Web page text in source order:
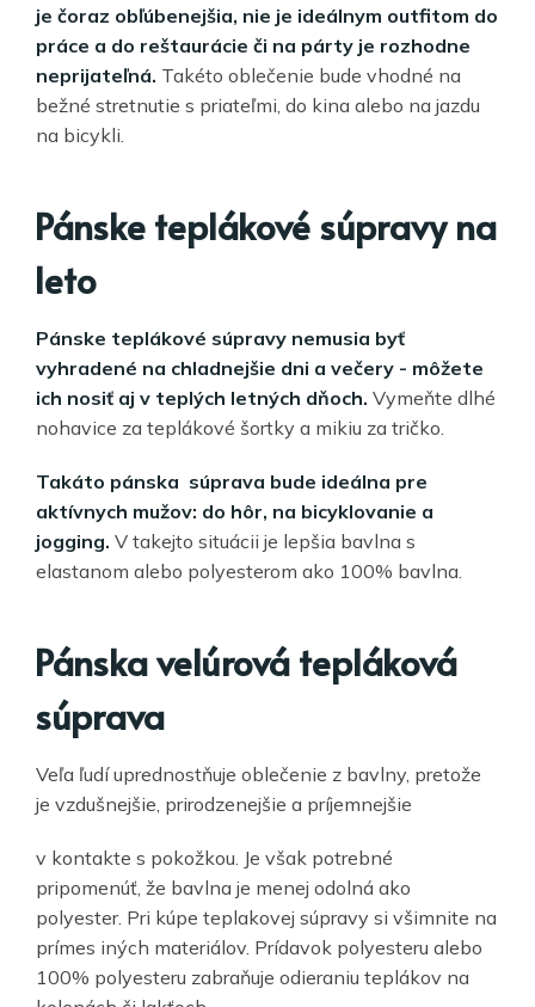
je čoraz obľúbenejšia, nie je ideálnym outfitom do
práce a do reštaurácie či na párty je rozhodne
neprijateľná. Takéto oblečenie bude vhodné na
bežné stretnutie s priateľmi, do kina alebo na jazdu
na bicykli.
Pánske teplákové súpravy na
leto
Pánske teplákové súpravy nemusia byť
vyhradené na chladnejšie dni a večery - môžete
ich nosiť aj v teplých letných dňoch. Vymeňte dlhé
nohavice za teplákové šortky a mikiu za tričko.
Takáto pánska súprava bude ideálna pre
aktívnych mužov: do hôr, na bicyklovanie a
jogging. V takejto situácii je lepšia bavlna s
elastanom alebo polyesterom ako 100% bavlna.
Pánska velúrová tepláková
súprava
Veľa ľudí uprednostňuje oblečenie z bavlny, pretože
je vzdušnejšie, prirodzenejšie a príjemnejšie
v kontakte s pokožkou. Je však potrebné
pripomenúť, že bavlna je menej odolná ako
polyester. Pri kúpe teplakovej súpravy si všimnite na
prímes iných materiálov. Prídavok polyesteru alebo
100% polyesteru zabraňuje odieraniu teplákov na